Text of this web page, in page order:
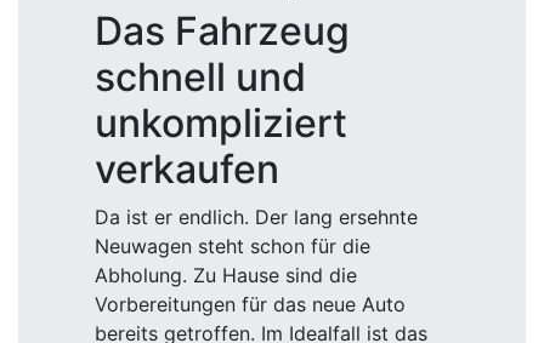
Das Fahrzeug
schnell und
unkompliziert
verkaufen
Da ist er endlich. Der lang ersehnte
Neuwagen steht schon für die
Abholung. Zu Hause sind die
Vorbereitungen für das neue Auto
bereits getroffen. Im Idealfall ist das